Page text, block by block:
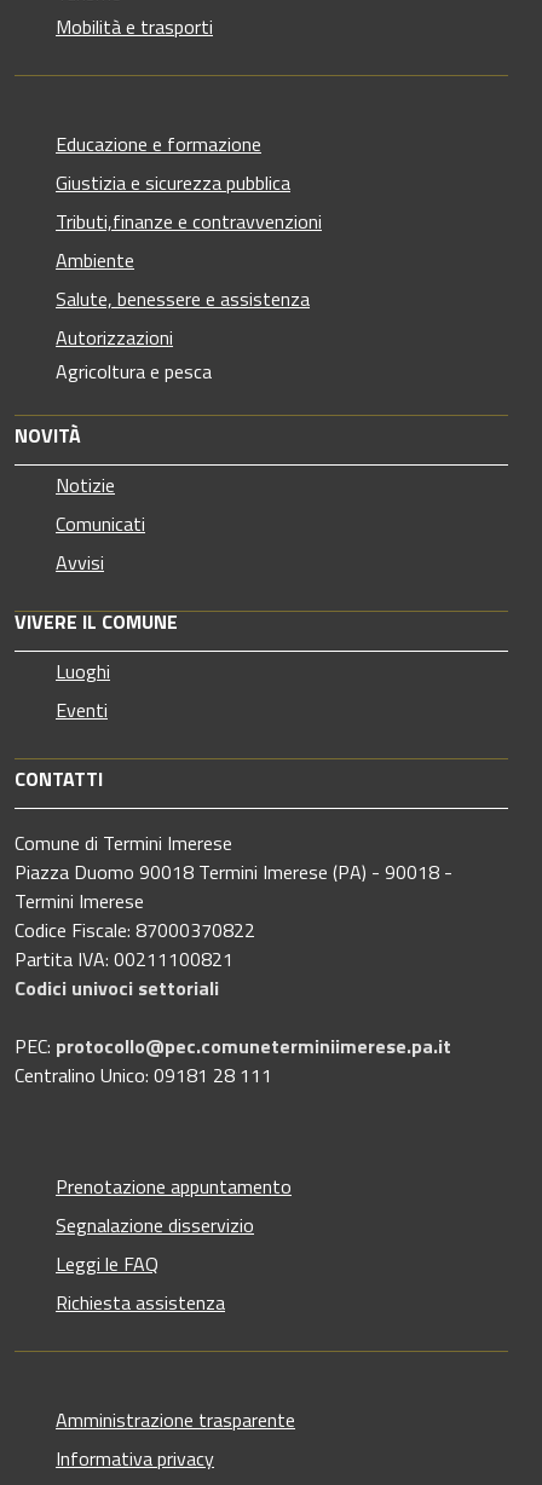
Mobilità e trasporti
Educazione e formazione
Giustizia e sicurezza pubblica
Tributi,finanze e contravvenzioni
Ambiente
Salute, benessere e assistenza
Autorizzazioni
Agricoltura e pesca
NOVITÀ
Notizie
Comunicati
Avvisi
VIVERE IL COMUNE
Luoghi
Eventi
CONTATTI
Comune di Termini Imerese
Piazza Duomo 90018 Termini Imerese (PA) - 90018 -
Termini Imerese
Codice Fiscale: 87000370822
Partita IVA: 00211100821
Codici univoci settoriali
PEC: protocollo@pec.comuneterminiimerese.pa.it
Centralino Unico: 09181 28 111
Prenotazione appuntamento
Segnalazione disservizio
Leggi le FAQ
Richiesta assistenza
Amministrazione trasparente
Informativa privacy